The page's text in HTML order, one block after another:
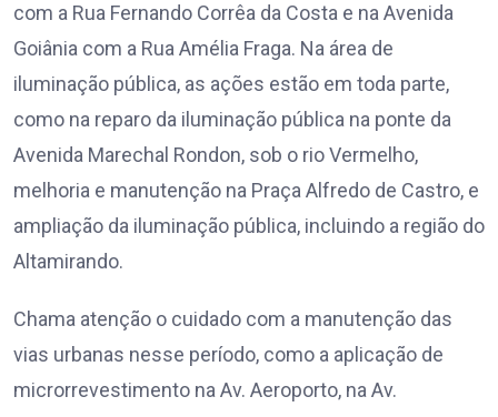
com a Rua Fernando Corrêa da Costa e na Avenida
Goiânia com a Rua Amélia Fraga. Na área de
iluminação pública, as ações estão em toda parte,
como na reparo da iluminação pública na ponte da
Avenida Marechal Rondon, sob o rio Vermelho,
melhoria e manutenção na Praça Alfredo de Castro, e
ampliação da iluminação pública, incluindo a região do
Altamirando.
Chama atenção o cuidado com a manutenção das
vias urbanas nesse período, como a aplicação de
microrrevestimento na Av. Aeroporto, na Av.